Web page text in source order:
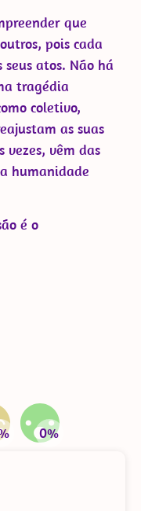
que
pois cada
seus atos. Não há
tragédia
coletivo,
as suas
vezes, vêm das
humanidade
é o